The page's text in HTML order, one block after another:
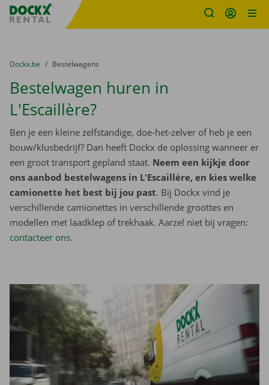
Fratello DEMO
U bevindt zich hier:
van
Dockx.be naar
Bestelwagens
Bestelwagen huren in
L'Escaillère?
Ben je een kleine zelfstandige, doe-het-zelver of heb je een
bouw/klusbedrijf? Dan heeft Dockx de oplossing wanneer er
een groot transport gepland staat. Neem een kijkje door
ons aanbod bestelwagens in L'Escaillère, en kies welke
camionette het best bij jou past. Bij Dockx vind je
verschillende camionettes in verschillende groottes en
modellen met laadklep of trekhaak. Aarzel niet bij vragen:
contacteer ons.